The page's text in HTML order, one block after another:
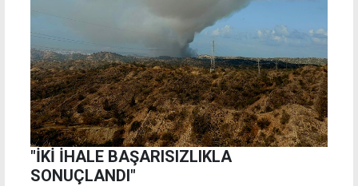
"İKİ İHALE BAŞARISIZLIKLA
SONUÇLANDI"